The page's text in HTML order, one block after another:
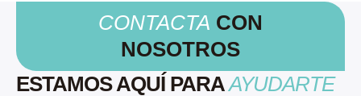
CONTACTA CON
NOSOTROS
ESTAMOS AQUÍ PARAAYUDARTE